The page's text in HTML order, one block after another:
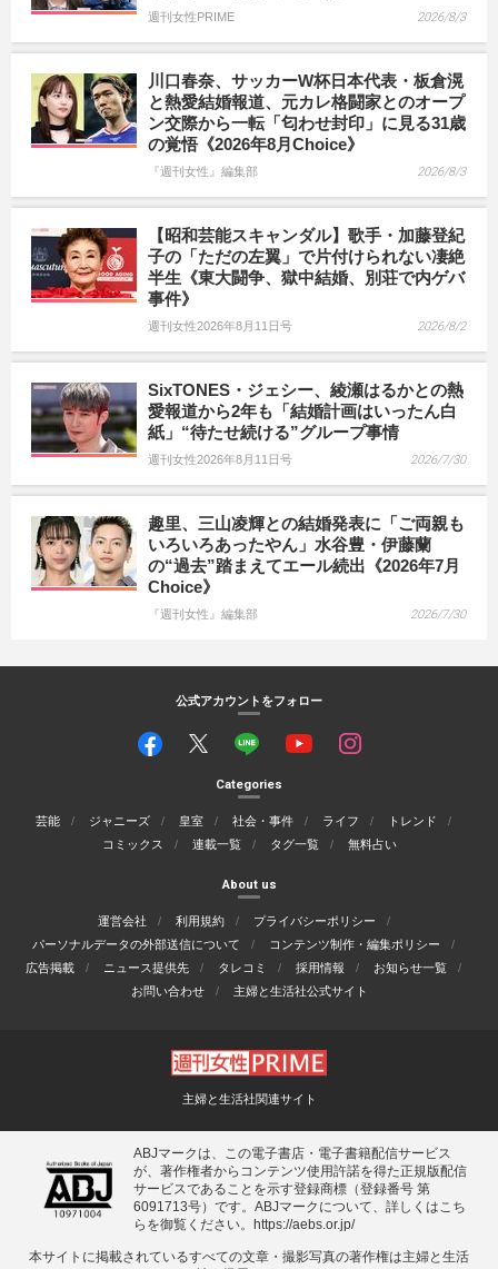
週刊女性PRIME 2026/8/3
川口春奈、サッカーW杯日本代表・板倉滉
と熱愛結婚報道、元カレ格闘家とのオープ
ン交際から一転「匂わせ封印」に見る31歳
の覚悟《2026年8月Choice》
『週刊女性』編集部 2026/8/3
【昭和芸能スキャンダル】歌手・加藤登紀
子の「ただの左翼」で片付けられない凄絶
半生《東大闘争、獄中結婚、別荘で内ゲバ
事件》
週刊女性2026年8月11日号 2026/8/2
SixTONES・ジェシー、綾瀬はるかとの熱
愛報道から2年も「結婚計画はいったん白
紙」“待たせ続ける”グループ事情
週刊女性2026年8月11日号 2026/7/30
趣里、三山凌輝との結婚発表に「ご両親も
いろいろあったやん」水谷豊・伊藤蘭
の“過去”踏まえてエール続出《2026年7月
Choice》
『週刊女性』編集部 2026/7/30
公式アカウントをフォロー
Categories
芸能 ジャニーズ 皇室 社会・事件 ライフ
トレンド
コミックス
連載一覧 タグ一覧 無料占い
About us
運営会社 利用規約
プライバシーポリシー
パーソナルデータの外部送信について
コンテンツ制作・編集ポリシー
広告掲載
ニュース提供先 タレコミ 採用情報
お知らせ一覧
お問い合わせ
主婦と生活社公式サイト
主婦と生活社関連サイト
ABJマークは、この電子書店・電子書籍配信サービス
が、著作権者からコンテンツ使用許諾を得た正規版配信
サービスであることを示す登録商標（登録番号 第
6091713号）です。ABJマークについて、詳しくはこち
らを御覧ください。
https://aebs.or.jp/
本サイトに掲載されているすべての⽂章・撮影写真の著作権は主婦と⽣活